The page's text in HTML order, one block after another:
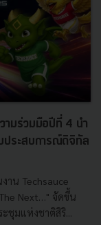
มร่วมมือปีที่ 4 นำ
ระสบการณ์ดิจิทัล
าน Techsauce
Next…" จัดขึ้น
ชุมแห่งชาติสิริ...